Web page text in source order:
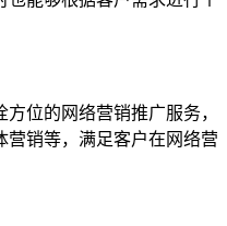
位的网络营销推广服务，
营销等，满足客户在网络营